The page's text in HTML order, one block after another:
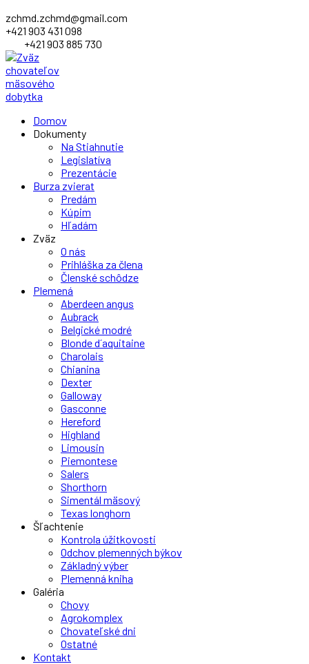
zchmd.zchmd@gmail.com
+421 903 431 098
+421 903 885 730
ProfileDomov
Dokumenty
Na Stiahnutie
Legislatíva
Prezentácie
Burza zvierat
Predám
Kúpim
Hľadám
Zväz
O nás
Prihláška za člena
Členské schôdze
Plemená
Aberdeen angus
Aubrack
Belgické modré
Blonde d´aquitaine
Charolais
Chianina
Dexter
Galloway
Gasconne
Hereford
Highland
Limousin
Piemontese
Salers
Shorthorn
Simentál mäsový
Texas longhorn
Šľachtenie
Kontrola úžitkovosti
Odchov plemenných býkov
Základný výber
Plemenná kniha
Galéria
Chovy
Agrokomplex
Chovateľské dni
Ostatné
Kontakt